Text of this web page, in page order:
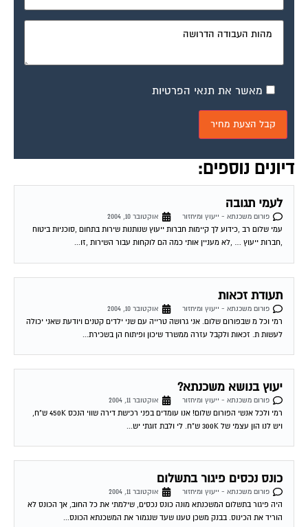
דיונים נוספים:
לעמי תגובה
פורום משכנתא - ייעוץ ומיחזור
עמי שלום רב ,כידוע לך קיימות חברות ייעוץ שנותנות שירות בתחום ,סוכניות ביטוח
,חברות ייעוץ … ,לא מעניין אותי כמה הם לוקחות עבור השירות ,זו...
תעודת זכאות
פורום משכנתא - ייעוץ ומיחזור
רמי וכל מ שבפורום שלום. אני גרושה טרייה עם שני ילדים קטנים ויודעת שאני יכולה
לעשות ת. זכאות ולקבל עזרה ממשרד שיכון ופיתוח הן בשכירת...
יעוץ בנושא משכנתא?
פורום משכנתא - ייעוץ ומיחזור
ויש לנו הון עצמי של 300K ש"ח. לי ולבת זוגתי יש...
כונס נכסים פיגור בתשלום
פורום משכנתא - ייעוץ ומיחזור
אוקטובר 11, 2004
היה פיגור בתשלום המשכנתא מונה כונס נכסים, שילמתי את כל החוב, אך הכונס לא
הוריד את הכינוס. בבנק משכן טענו שעד שנגמור את המשכנתא הכונס...